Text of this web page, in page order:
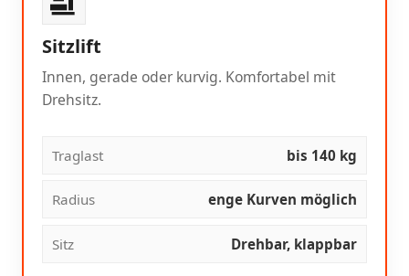
Sitzlift
Innen, gerade oder kurvig. Komfortabel mit
Drehsitz.
Traglast bis 140 kg
Radius enge Kurven möglich
Sitz Drehbar, klappbar